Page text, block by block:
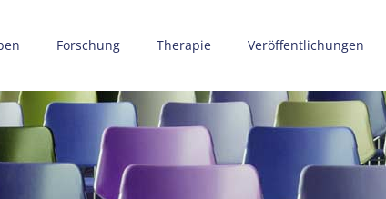
Forschung Therapie Veröffentlichungen